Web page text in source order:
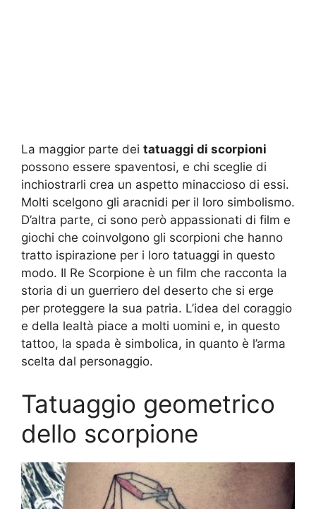
La maggior parte dei tatuaggi di scorpioni
possono essere spaventosi, e chi sceglie di
inchiostrarli crea un aspetto minaccioso di essi.
Molti scelgono gli aracnidi per il loro simbolismo.
D’altra parte, ci sono però appassionati di film e
giochi che coinvolgono gli scorpioni che hanno
tratto ispirazione per i loro tatuaggi in questo
modo. Il Re Scorpione è un film che racconta la
storia di un guerriero del deserto che si erge
per proteggere la sua patria. L’idea del coraggio
e della lealtà piace a molti uomini e, in questo
tattoo, la spada è simbolica, in quanto è l’arma
scelta dal personaggio.
Tatuaggio geometrico
dello scorpione